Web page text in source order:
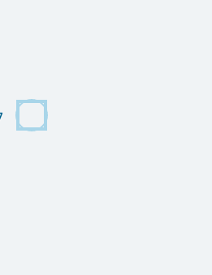
Suivant